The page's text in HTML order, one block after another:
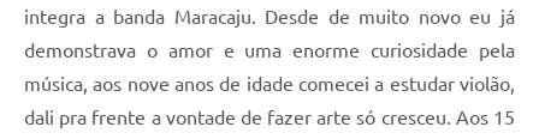
integra a banda Maracaju. Desde de muito novo eu já
demonstrava o amor e uma enorme curiosidade pela
música, aos nove anos de idade comecei a estudar violão,
dali pra frente a vontade de fazer arte só cresceu. Aos 15